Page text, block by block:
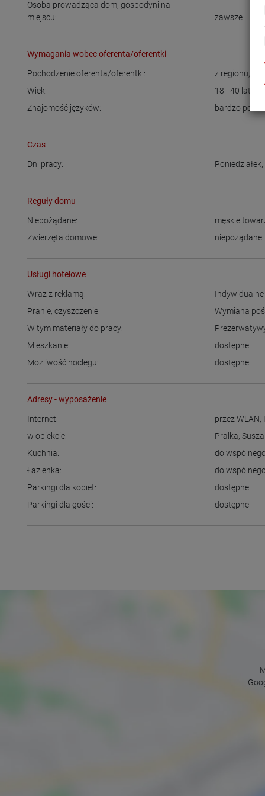
Osoba prowadząca dom, gospodyni na
miejscu:
zawsze
Wymagania wobec oferenta/oferentki
Pochodzenie oferenta/oferentki: z regionu
Wiek:
18 - 40 lat
Znajomość języków:
bardzo
Czas
Dni pracy: Poniedziałek,
Reguły domu
Niepożądane:
męskie
Zwierzęta domowe:
niepożądane
Usługi hotelowe
Wraz z reklamą: Indywidualne
Pranie, czyszczenie:
Wymiana
W tym materiały do pracy:
Mieszkanie:
dostępne
Możliwość noclegu:
dostępne
Adresy - wyposażenie
Internet: przez WLAN,
w obiekcie:
Pralka,
Kuchnia:
do
Łazienka:
do
Parkingi dla kobiet:
dostępne
Parkingi dla gości:
dostępne